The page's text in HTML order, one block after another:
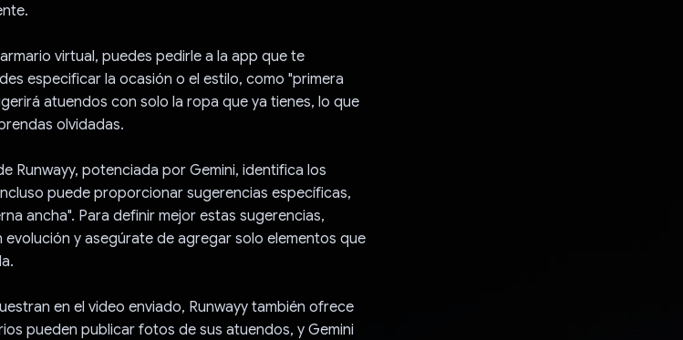
virtual, puedes pedirle a la app que te
especificar la ocasión o el estilo, como "primera
atuendos con solo la ropa que ya tienes, lo que
olvidadas.
Runwayy, potenciada por Gemini, identifica los
puede proporcionar sugerencias específicas,
ancha". Para definir mejor estas sugerencias,
y asegúrate de agregar solo elementos que
en el video enviado, Runwayy también ofrece
pueden publicar fotos de sus atuendos, y Gemini